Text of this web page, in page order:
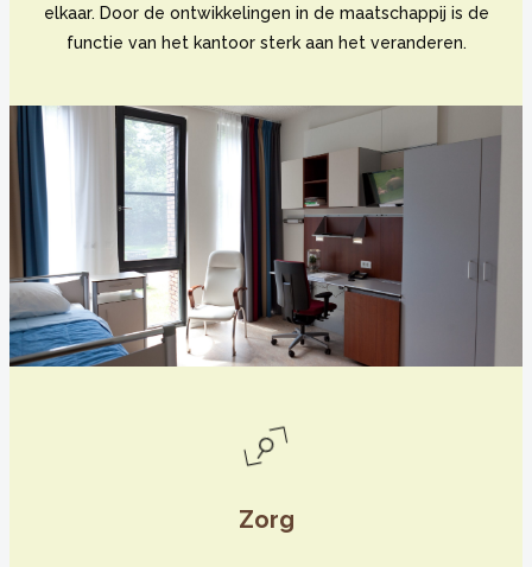
elkaar. Door de ontwikkelingen in de maatschappij is de
functie van het kantoor sterk aan het veranderen.
Zorg